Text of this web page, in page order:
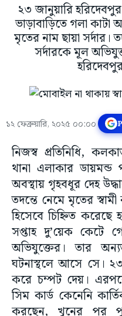
২৩ জানুয়ারি
ভাড়াবাড়িতে গলা কাটা
মৃতের নাম ছায়া সর্দার।
সর্দারকে মূল
১২ ফেব্রুয়ারি, ২০২৫ ০০:০০
নিজস্ব প্রতিনিধি,
থানা এলাকার ডায়মন্ড
অবস্থায় গৃহবধূর দেহ
তদন্তে নেমে মৃতের
হিসেবে চিহ্নিত করেছে
সপ্তাহ দু’য়েক কেটে
অভিযুক্তের। তার
ঘটনাস্থলে আসে সে।
করে চম্পট দেয়।
সিম কার্ড কেনেনি
করছেন, খুনের পর